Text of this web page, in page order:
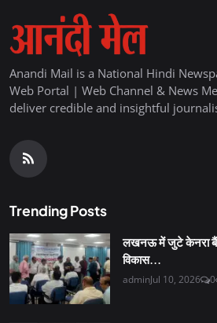
Anandi Mail is a National Hindi
Web Portal | Web Channel & News
deliver credible and insightful
Trending Posts
लखनऊ में जुटे केनरा
विकास...
adminJul 10, 2026 0